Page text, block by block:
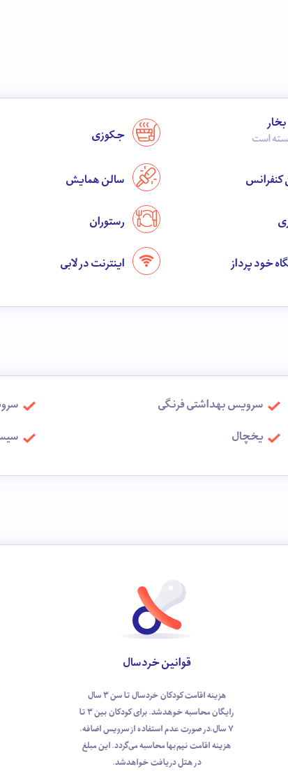
است جکوزی
کنفرانس سالن همایش
رستوران
خود پرداز اینترنت در لابی
سرویس بهداشتی فرنگی
یخچال
قوانین خردسال
هزینه اقامت کودکان خردسال تا سن 3 سال
رایگان محاسبه خوهد‌شد. برای کودکان بین 3 تا
7 سال،در صورت عدم استفاده از سرویس اضافه،
هزینه اقامت نیم‌بها محاسبه می‌گردد. این مبلغ
در هتل دریافت خواهدشد.